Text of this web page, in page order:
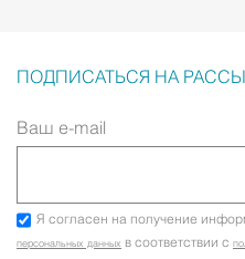
ПОДПИСАТЬСЯ НА
Ваш e-mail
Я согласен на получение
персональных данных в соответствии с